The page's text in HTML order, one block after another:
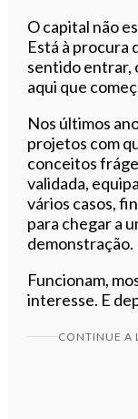
O capital não
Está à procura
sentido entrar,
aqui que
Nos últimos
projetos com
conceitos
validada,
vários casos,
para chegar a
demonstração.
Funcionam,
interesse. E
CONTINUE A